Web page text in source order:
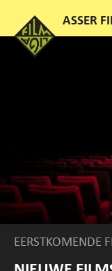
EERSTKOMENDE